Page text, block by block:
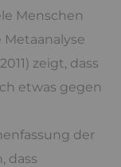
Menschen
zeigt, dass
etwas gegen
der
dass